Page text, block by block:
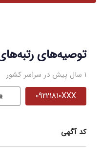
توصیه‌های رتبه‌های زیر ۱۰۰
1 سال پیش در سراسر کشور
09221810XXX
کد آگهی